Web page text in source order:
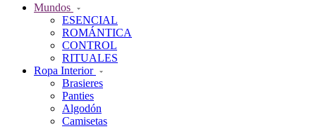
Mundos
ESENCIAL
ROMÁNTICA
CONTROL
RITUALES
Ropa Interior
Brasieres
Panties
Algodón
Camisetas